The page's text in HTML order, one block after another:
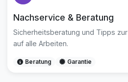
Nachservice & Beratung
Sicherheitsberatung und Tipps
auf alle Arbeiten.
Beratung Garantie